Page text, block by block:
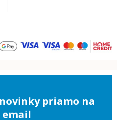
priamo na
email